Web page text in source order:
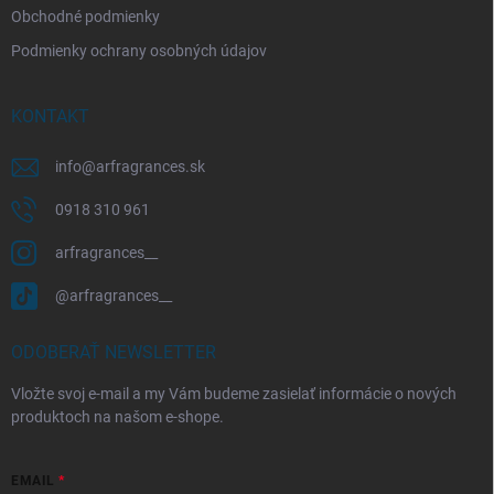
Obchodné podmienky
Podmienky ochrany osobných údajov
KONTAKT
info@arfragrances.sk
0918 310 961
arfragrances__
@arfragrances__
ODOBERAŤ NEWSLETTER
Vložte svoj e-mail a my Vám budeme zasielať informácie o nových
produktoch na našom e-shope.
EMAIL